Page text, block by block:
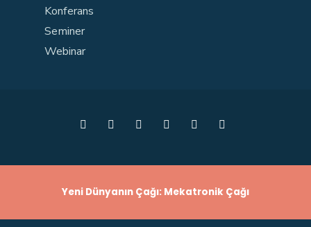
Konferans
Seminer
Webinar
Yeni Dünyanın Çağı: Mekatronik Çağı